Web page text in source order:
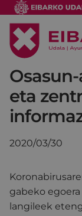
eta
2020/03/30
gabeko egoera
langileek